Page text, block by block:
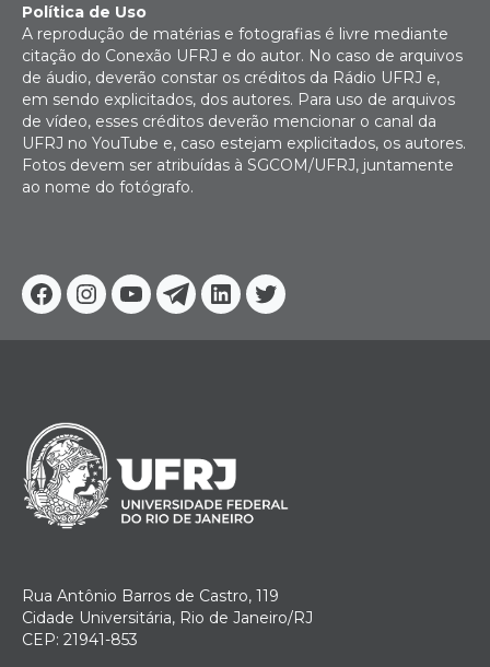
Facebook
Instagram
YoutubeTelegram
Linkedin
Twitter
Política de Uso
A reprodução de matérias e fotografias é livre mediante
citação do Conexão UFRJ e do autor. No caso de arquivos
de áudio, deverão constar os créditos da Rádio UFRJ e,
em sendo explicitados, dos autores. Para uso de arquivos
de vídeo, esses créditos deverão mencionar o canal da
UFRJ no YouTube e, caso estejam explicitados, os autores.
Fotos devem ser atribuídas à SGCOM/UFRJ, juntamente
ao nome do fotógrafo.
Rua Antônio Barros de Castro, 119
Cidade Universitária, Rio de Janeiro/RJ
CEP: 21941-853